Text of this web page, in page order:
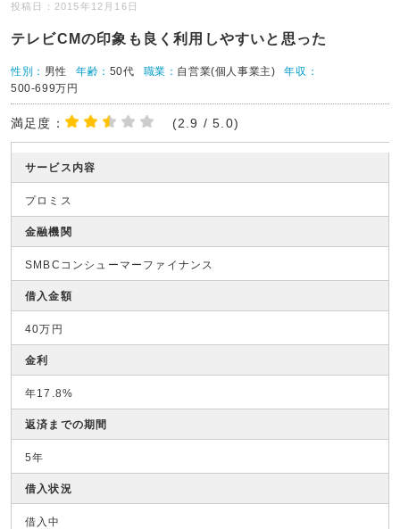
投稿日：2015年12月16日
テレビCMの印象も良く利用しやすいと思った
性別： 男性 年齢： 50代 職業： 自営業(個人事業主)
年収：
500-699万円
満足度： (2.9 / 5.0)
サービス内容
プロミス
金融機関
SMBCコンシューマーファイナンス
借入金額
40万円
金利
年17.8%
返済までの期間
5年
借入状況
借入中